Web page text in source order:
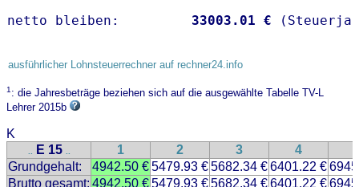
netto bleiben: 33003.01 €
ausführlicher Lohnsteuerrechner auf rechner24.info
1: die Jahresbeträge beziehen sich auf die ausgewählte Tabelle TV-L
Lehrer 2015b
K
.. E 15 .. 1 2 3 4
Grundgehalt:
4942.50 €5479.93 €5682.34 €6401.22 €
Brutto gesamt: 4942.50 €5479.93 €5682.34 €6401.22 €